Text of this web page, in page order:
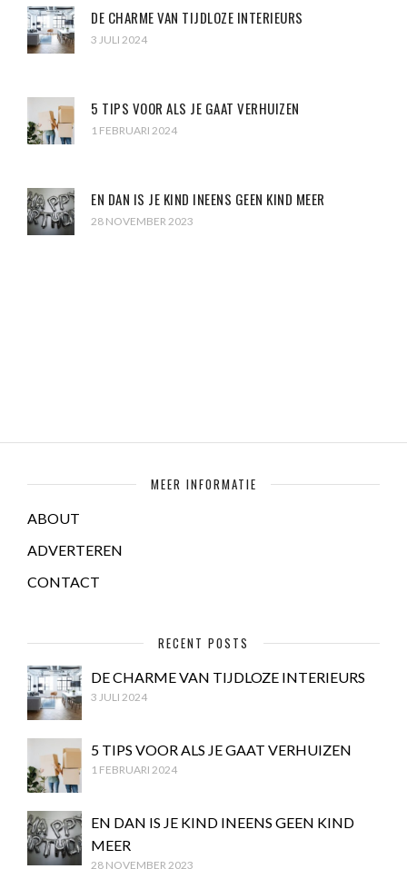
DE CHARME VAN TIJDLOZE INTERIEURS
3 JULI 2024
5 TIPS VOOR ALS JE GAAT VERHUIZEN
1 FEBRUARI 2024
EN DAN IS JE KIND INEENS GEEN KIND MEER
28 NOVEMBER 2023
MEER INFORMATIE
ABOUT
ADVERTEREN
CONTACT
RECENT POSTS
DE CHARME VAN TIJDLOZE INTERIEURS
3 JULI 2024
5 TIPS VOOR ALS JE GAAT VERHUIZEN
1 FEBRUARI 2024
EN DAN IS JE KIND INEENS GEEN KIND
MEER
28 NOVEMBER 2023